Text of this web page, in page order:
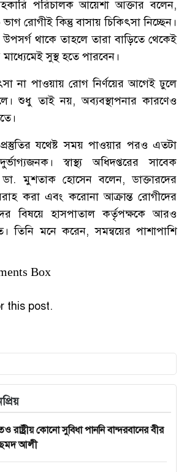
সহকারি পরিচালক আয়েশা আক্তার বলেন,
রোগীই কিন্তু বাসায় চিকিৎসা নিচ্ছেন।
থাকে তাহলে তারা বাড়িতে থেকেই
সুস্থ হতে পারবেন।
না পাওয়ায় রোগ নির্ণয়ের আগেই ঢুলে
শুধু তাই নয়, অব্যবস্থাপনার কারণেও
যথেষ্ট সময় পাওয়ার পরও এতটা
স্বাস্থ্য অধিদপ্তরের সাবেক
ডা. মুশতাক হোসেন বলেন, ডাক্তারদের
করা এবং করোনা আক্রান্ত রোগীদের
বিষয়ে হাসপাতাল কর্তৃপক্ষকে আরও
তিনি মনে করেন, সমন্বয়ের পাশাপাশি
Box
this post.
রাষ্ট্রীয় কোনো সুবিধা পাননি বান্দরবানের বীর
ছমদ আলী